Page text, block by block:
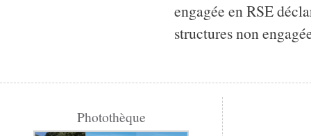
engagée en RSE
structures non
Photothèque